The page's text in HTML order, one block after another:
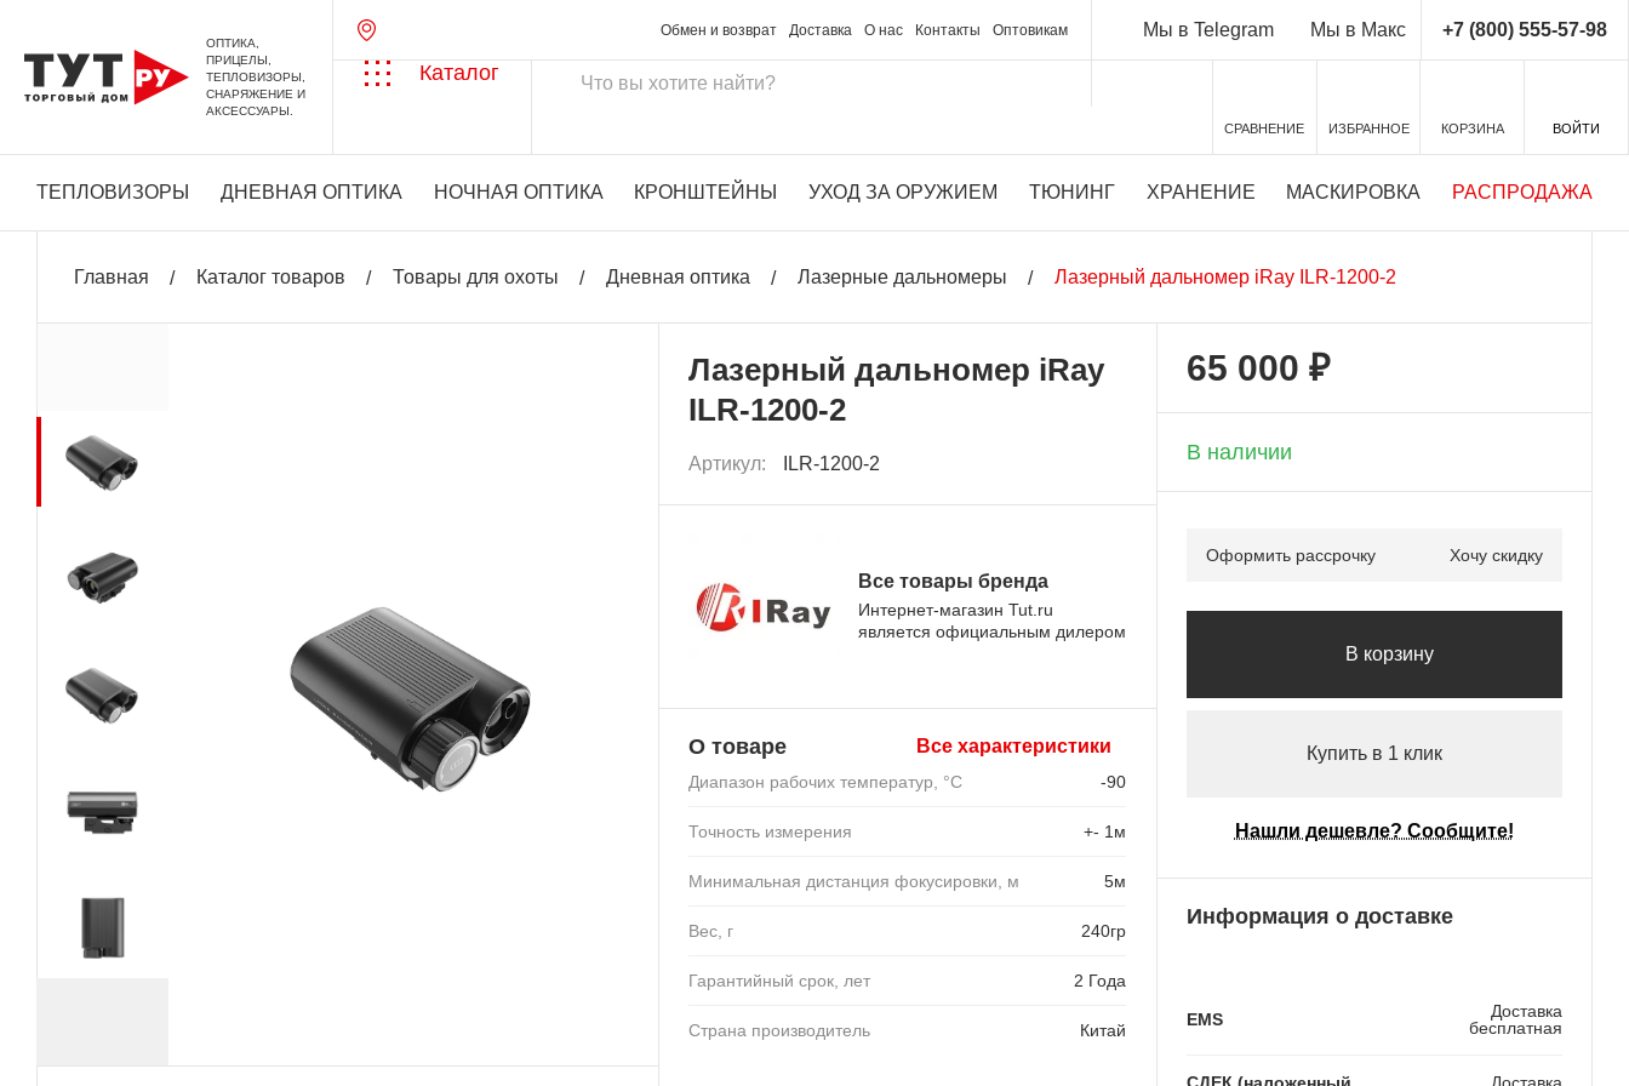
ОПТИКА,
ПРИЦЕЛЫ,
ТЕПЛОВИЗОРЫ,
СНАРЯЖЕНИЕ И
АКСЕССУАРЫ.
Обмен и возврат Доставка О нас Контакты Оптовикам Мы в Telegram Мы в Макс +7 (800) 555-57-98
Каталог
СРАВНЕНИЕ ИЗБРАННОЕ КОРЗИНА ВОЙТИ
ТЕПЛОВИЗОРЫ ДНЕВНАЯ ОПТИКА НОЧНАЯ ОПТИКА КРОНШТЕЙНЫ УХОД ЗА ОРУЖИЕМ ТЮНИНГ ХРАНЕНИЕ МАСКИРОВКА РАСПРОДАЖА
Главная Каталог товаров Товары для охоты Дневная оптика Лазерные дальномеры Лазерный дальномер iRay ILR-1200-2
Лазерный дальномер iRay
ILR-1200-2
Артикул: ILR-1200-2
Все товары бренда
Интернет-магазин Tut.ru
является официальным дилером
О товаре Все характеристики
Диапазон рабочих температур, °C -90
Точность измерения +- 1м
Минимальная дистанция фокусировки, м 5м
Вес, г 240гр
Гарантийный срок, лет 2 Года
Страна производитель Китай
65 000 ₽
В наличии
Оформить рассрочку Хочу скидку
В корзину
Купить в 1 клик
Нашли дешевле? Сообщите!
Информация о доставке
EMS
Доставка
бесплатная